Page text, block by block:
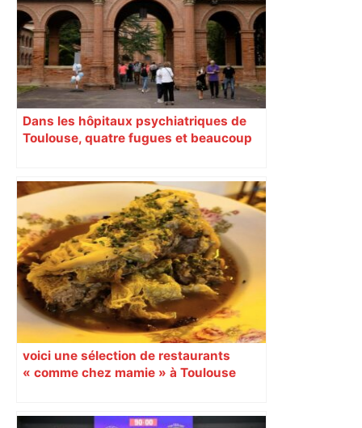
Dans les hôpitaux psychiatriques de
Toulouse, quatre fugues et beaucoup
voici une sélection de restaurants
« comme chez mamie » à Toulouse